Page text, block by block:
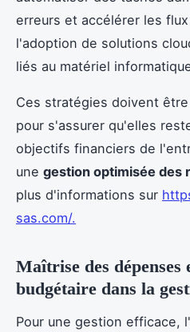
erreurs et accélérer les
l'adoption de solutions
liés au matériel
Ces stratégies doivent
pour s'assurer qu'elles
objectifs financiers de
une gestion optimisée des
plus d'informations sur
sas.com/.
Maîtrise des
budgétaire dans la
Pour une gestion efficace,